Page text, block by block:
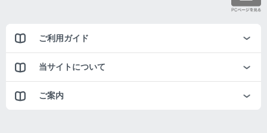
ご利用ガイド
当サイトについて
ご案内